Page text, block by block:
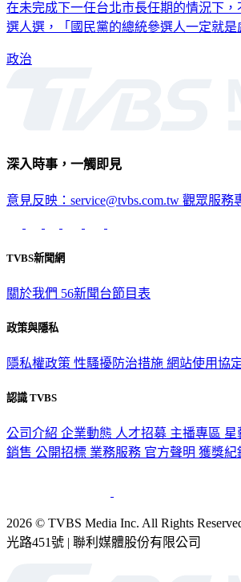
在未完成下一任台北市長任期的情況下，
選人選，「國民黨的總統參選人一定就是
政治
深入時事，一觸即見
意見反映：service@tvbs.com.tw 觀眾服務
TVBS新聞網
關於我們 56新聞台節目表
政策與隱私
隱私權政策 性騷擾防治措施 網站使用協
認識 TVBS
公司介紹 企業動態 人才招募 主播專區 星
銷售 公開招標 業務服務 官方聲明 獲獎紀
2026 © TVBS Media Inc. All Rights
光路451號 | 聯利媒體股份有限公司